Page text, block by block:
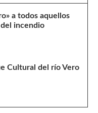
a todos aquellos
incendio
Cultural del río Vero